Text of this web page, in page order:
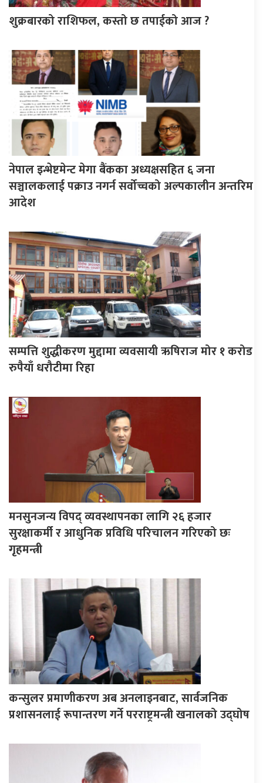
शुक्रबारको राशिफल, कस्तो छ तपाईको आज ?
नेपाल इन्भेष्टमेन्ट मेगा बैंकका अध्यक्षसहित ६ जना
सञ्चालकलाई पक्राउ नगर्न सर्वोच्चको अल्पकालीन अन्तरिम
आदेश
सम्पत्ति शुद्धीकरण मुद्दामा व्यवसायी ऋषिराज मोर १ करोड
रुपैयाँ धरौटीमा रिहा
मनसुनजन्य विपद् व्यवस्थापनका लागि २६ हजार
सुरक्षाकर्मी र आधुनिक प्रविधि परिचालन गरिएको छः
गृहमन्त्री
कन्सुलर प्रमाणीकरण अब अनलाइनबाट, सार्वजनिक
प्रशासनलाई रूपान्तरण गर्ने परराष्ट्रमन्त्री खनालको उद्घोष